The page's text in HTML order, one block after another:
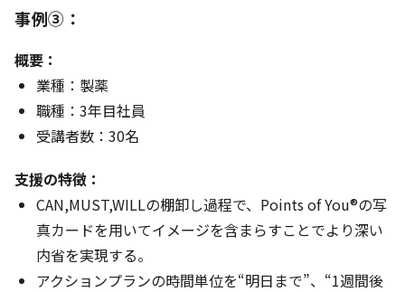
事例➂：
概要：
業種：製薬
職種：3年目社員
受講者数：30名
支援の特徴：
CAN,MUST,WILLの棚卸し過程で、Points of You®の写
真カードを用いてイメージを含まらすことでより深い
内省を実現する。
アクションプランの時間単位を“明日まで”、“1週間後